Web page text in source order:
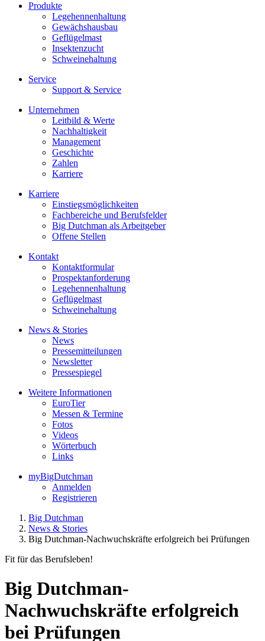
Produkte
Legehennenhaltung
Gewächshausbau
Geflügelmast
Insektenzucht
Schweinehaltung
Service
Support & Service
Unternehmen
Leitbild & Werte
Nachhaltigkeit
Management
Geschichte
Zahlen
Karriere
Karriere
Einstiegsmöglichkeiten
Fachbereiche und Berufsfelder
Big Dutchman als Arbeitgeber
Offene Stellen
Kontakt
Kontaktformular
Prospektanforderung
Legehennenhaltung
Geflügelmast
Schweinehaltung
News & Stories
News
Pressemitteilungen
Newsletter
Pressespiegel
Weitere Informationen
EuroTier
Messen & Termine
Fotos
Videos
Wörterbuch
Links
myBigDutchman
Anmelden
Registrieren
Big Dutchman
News & Stories
Big Dutchman-Nachwuchskräfte erfolgreich bei Prüfungen
Fit für das Berufsleben!
Big Dutchman-
Nachwuchskräfte erfolgreich
bei Prüfungen